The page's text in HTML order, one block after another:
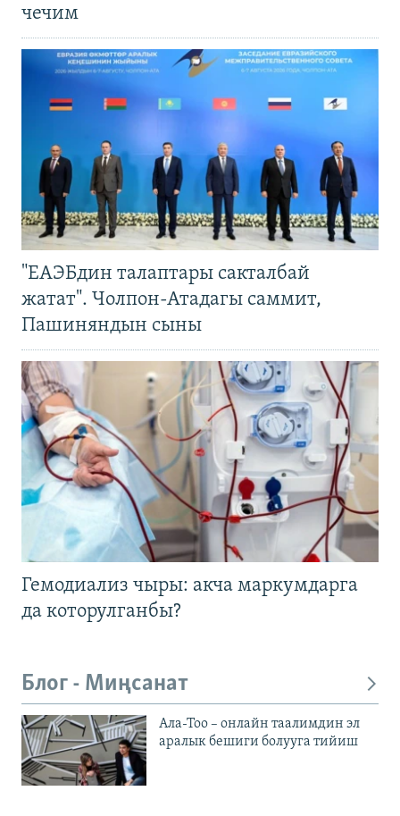
чечим
"ЕАЭБдин талаптары сакталбай
жатат". Чолпон-Атадагы саммит,
Пашиняндын сыны
Гемодиализ чыры: акча маркумдарга
да которулганбы?
Блог - Миңсанат
Ала-Тоо – онлайн таалимдин эл
аралык бешиги болууга тийиш